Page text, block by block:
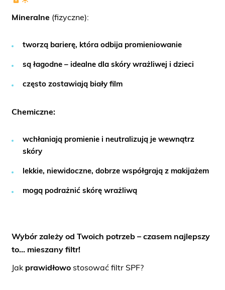
Mineralne (fizyczne):
tworzą barierę, która odbija promieniowanie
są łagodne – idealne dla skóry wrażliwej i dzieci
często zostawiają biały film
Chemiczne:
wchłaniają promienie i neutralizują je wewnątrz
skóry
lekkie, niewidoczne, dobrze współgrają z makijażem
mogą podrażnić skórę wrażliwą
Wybór zależy od Twoich potrzeb – czasem najlepszy
to… mieszany filtr!
Jak prawidłowostosować filtr SPF?